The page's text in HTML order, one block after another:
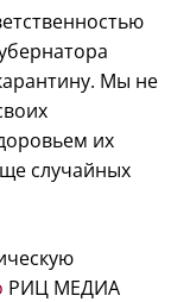
Мы не
их
случайных
РИЦ МЕДИА